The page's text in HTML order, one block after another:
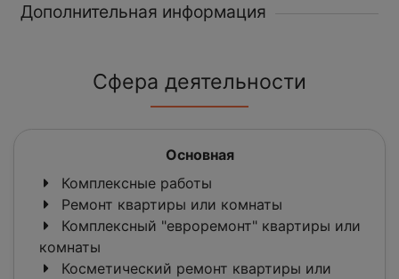
Дополнительная информация
Сфера деятельности
Основная
Комплексные работы
Ремонт квартиры или комнаты
Комплексный "евроремонт" квартиры или
комнаты
Косметический ремонт квартиры или